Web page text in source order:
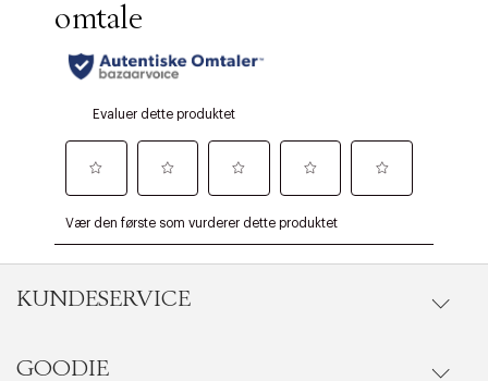
KUNDESERVICE
Gå til kundeservice
GOODIE